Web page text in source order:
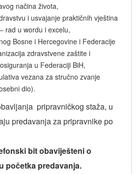
načina života,
i usvajanje praktičnih vještina
rad u wordu i excelu,
Bosne i Hercegovine i Federacije
zdravstvene zaštite i
u Federaciji BiH,
vezana za stručno zvanje
dio).
pripravničkog staža, u
predavanja za pripravnike po
bit obaviješteni o
početka predavanja.